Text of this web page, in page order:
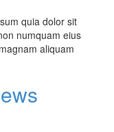
quia dolor sit
numquam eius
aliquam